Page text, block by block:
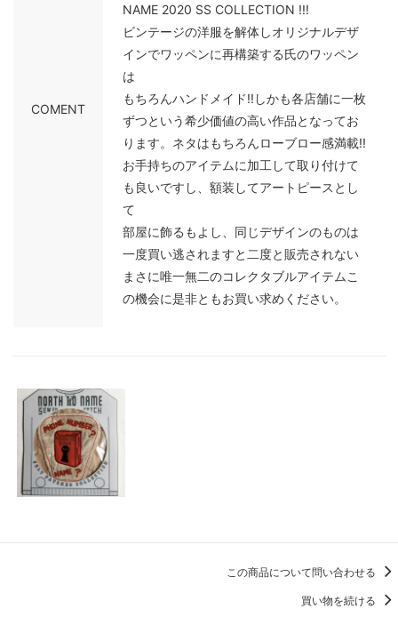
COMENT
NAME 2020 SS COLLECTION !!!
ビンテージの洋服を解体しオリジナルデザ
インでワッペンに再構築する氏のワッペン
は
もちろんハンドメイド!!しかも各店舗に一枚
ずつという希少価値の高い作品となってお
ります。ネタはもちろんローブロー感満載!!
お手持ちのアイテムに加工して取り付けて
も良いですし、額装してアートピースとし
て
部屋に飾るもよし、同じデザインのものは
一度買い逃されますと二度と販売されない
まさに唯一無二のコレクタブルアイテムこ
の機会に是非ともお買い求めください。
この商品について問い合わせる
買い物を続ける